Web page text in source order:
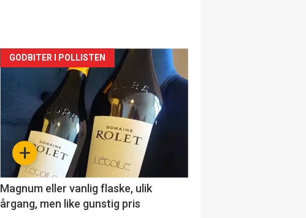
Forsiden
akkurat
nå
+
GODBITER I POLLISTEN
Magnum eller vanlig flaske, ulik
årgang, men like gunstig pris